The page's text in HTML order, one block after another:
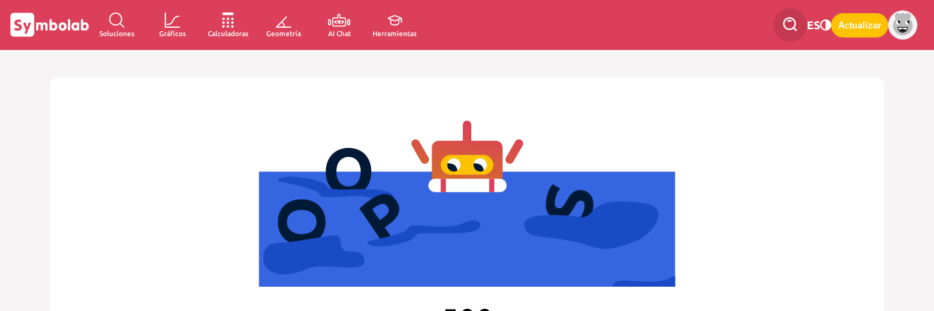
Soluciones Gráficos Calculadoras Geometría AI Chat Herramientas
ES Actualizar